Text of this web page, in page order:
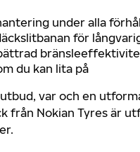
under alla
för
du kan lita på
var och en
från Nokian Tyres är